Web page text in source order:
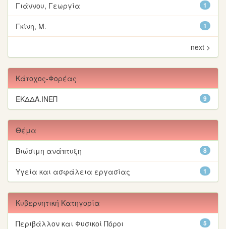
1
Γιάννου, Γεωργία
1
Γκίνη, Μ.
next >
Κάτοχος-Φορέας
9
ΕΚΔΔΑ.ΙΝΕΠ
Θέμα
8
Βιώσιμη ανάπτυξη
1
Υγεία και ασφάλεια εργασίας
Κυβερνητική Κατηγορία
5
Περιβάλλον και Φυσικοί Πόροι